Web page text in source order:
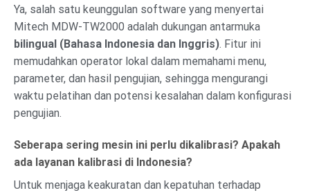
Ya, salah satu keunggulan software yang menyertai
Mitech MDW-TW2000 adalah dukungan antarmuka
bilingual (Bahasa Indonesia dan Inggris). Fitur ini
memudahkan operator lokal dalam memahami menu,
parameter, dan hasil pengujian, sehingga mengurangi
waktu pelatihan dan potensi kesalahan dalam konfigurasi
pengujian.
Seberapa sering mesin ini perlu dikalibrasi? Apakah
ada layanan kalibrasi di Indonesia?
Untuk menjaga keakuratan dan kepatuhan terhadap